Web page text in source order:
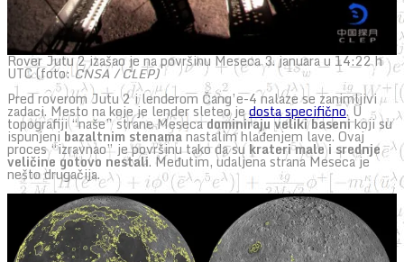
Rover Jutu 2 izašao je na površinu Meseca 3. januara u 14:22 h
UTC (foto:CNSA / CLEP)
Pred roverom Jutu 2 i lenderom Čang’e-4 nalaze se zanimljivi
zadaci. Mesto na koje je lender sleteo jedosta specifično. U
topografiji “naše” strane Mesecadominiraju veliki basenikoji su
ispunjenibazaltnim stenamanastalim hlađenjem lave. Ovaj
proces “izravnao” je površinu tako da sukrateri male i srednje
veličine gotovo nestali. Međutim, udaljena strana Meseca je
nešto drugačija.